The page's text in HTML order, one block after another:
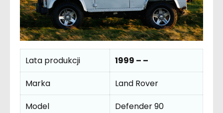
Lata produkcji
1999 – –
Marka
Land Rover
Model
Defender 90